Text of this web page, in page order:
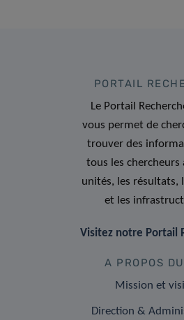
PORTAIL
Le Portail
vous permet de
trouver des
tous les chercheurs
unités, les résultats,
et les
Visitez notre Portail
A PROPOS
Mission et
Direction &